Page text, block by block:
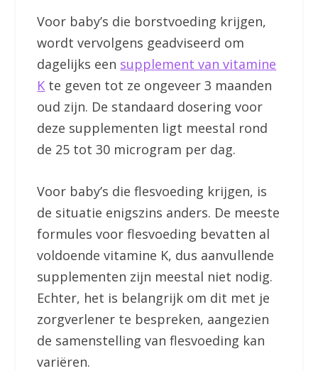
Voor baby’s die borstvoeding krijgen,
wordt vervolgens geadviseerd om
dagelijks een supplement van vitamine
K te geven tot ze ongeveer 3 maanden
oud zijn. De standaard dosering voor
deze supplementen ligt meestal rond
de 25 tot 30 microgram per dag.
Voor baby’s die flesvoeding krijgen, is
de situatie enigszins anders. De meeste
formules voor flesvoeding bevatten al
voldoende vitamine K, dus aanvullende
supplementen zijn meestal niet nodig.
Echter, het is belangrijk om dit met je
zorgverlener te bespreken, aangezien
de samenstelling van flesvoeding kan
variëren.